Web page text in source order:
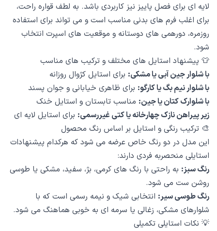
لایه ای برای فصل پاییز نیز کاربردی باشد. به لطف قواره راحت،
برای اغلب فرم های بدنی مناسب است و می تواند برای استفاده
روزمره، دورهمی های دوستانه و موقعیت های اسپرت انتخاب
شود.
👕 پیشنهاد استایل های مختلف و ترکیب های مناسب
با شلوار جین آبی یا مشکی: برای استایل کژوال روزانه
با شلوار نیم بگ یا کارگو: برای ظاهری خیابانی و جوان پسند
با شلوارک کتان یا جین: مناسب تابستان و استایل خنک
زیر پیراهن نازک چهارخانه یا کتی غیررسمی: برای استایل لایه ای
🎨 ترکیب رنگی و استایل بر اساس رنگ محصول
این مدل در دو رنگ خاص عرضه می شود که هرکدام پیشنهادات
استایلی منحصربه فردی دارند:
رنگ سبز: به راحتی با رنگ های کرمی، بژ، سفید، مشکی یا طوسی
روشن ست می شود.
رنگ طوسی سیر: انتخابی شیک و نیمه رسمی است که با
شلوارهای مشکی، زغالی یا سرمه ای به خوبی هماهنگ می شود.
💡 نکات استایلی تکمیلی